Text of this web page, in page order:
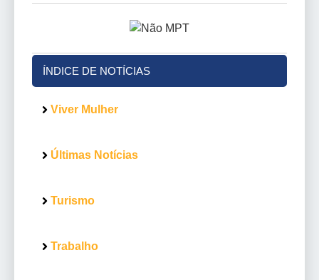
ÍNDICE DE NOTÍCIAS
Viver Mulher
Últimas Notícias
Turismo
Trabalho